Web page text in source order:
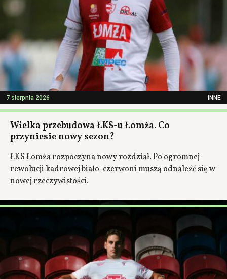
7 sierpnia 2026 INNE
Wielka przebudowa ŁKS-u Łomża. Co
przyniesie nowy sezon?
ŁKS Łomża rozpoczyna nowy rozdział. Po ogromnej
rewolucji kadrowej biało-czerwoni muszą odnaleźć się w
nowej rzeczywistości.